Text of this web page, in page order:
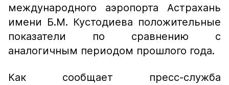
международного аэропорта Астрахань
имени Б.М. Кустодиева положительные
показатели по сравнению с
аналогичным периодом прошлого года.
Как сообщает пресс-служба